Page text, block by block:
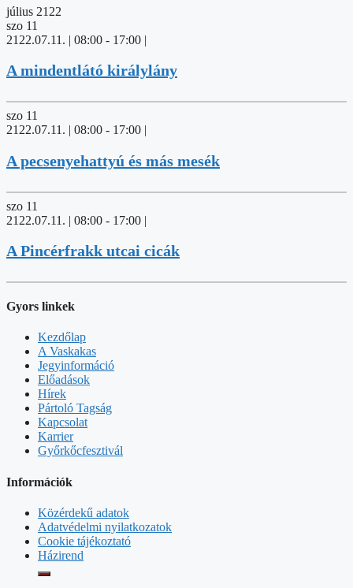
július 2122
szo 11
2122.07.11. | 08:00 - 17:00 |
A mindentlátó királylány
szo 11
2122.07.11. | 08:00 - 17:00 |
A pecsenyehattyú és más mesék
szo 11
2122.07.11. | 08:00 - 17:00 |
A Pincérfrakk utcai cicák
Gyors linkek
Kezdőlap
A Vaskakas
Jegyinformáció
Előadások
Hírek
Pártoló Tagság
Kapcsolat
Karrier
Győrkőcfesztivál
Információk
Közérdekű adatok
Adatvédelmi nyilatkozatok
Cookie tájékoztató
Házirend